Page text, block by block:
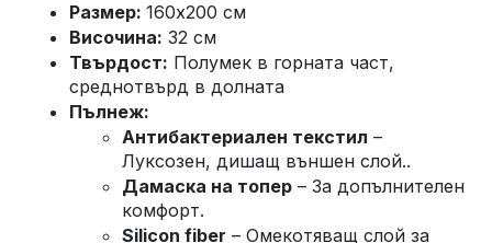
Размер: 160x200 см
Височина: 32 см
Твърдост: Полумек в горната част,
среднотвърд в долната
Пълнеж:
Антибактериален текстил –
Луксозен, дишащ външен слой..
Дамаска на топер – За допълнителен
комфорт.
Silicon fiber – Омекотяващ слой за